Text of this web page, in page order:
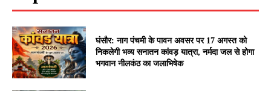
घंसौर: नाग पंचमी के पावन अवसर पर 17 अगस्त को
निकलेगी भव्य सनातन कांवड़ यात्रा, नर्मदा जल से होगा
भगवान नीलकंठ का जलाभिषेक